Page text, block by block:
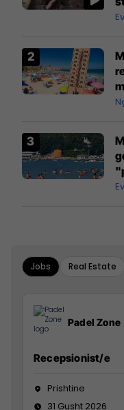
Jobs Real Estate
Padel Zone
Recepsionist/e
Prishtine
31 Gusht 2026